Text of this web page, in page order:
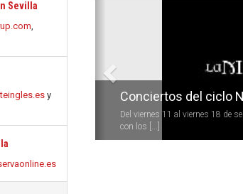
Sevilla
,
y
Conciertos del ciclo
Del viernes 11 al viernes 18 de
con los [...]